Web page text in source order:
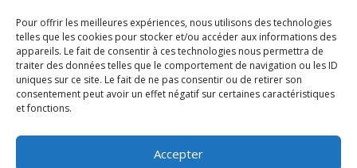
Pour offrir les meilleures expériences, nous utilisons des technologies
telles que les cookies pour stocker et/ou accéder aux informations des
appareils. Le fait de consentir à ces technologies nous permettra de
traiter des données telles que le comportement de navigation ou les ID
uniques sur ce site. Le fait de ne pas consentir ou de retirer son
consentement peut avoir un effet négatif sur certaines caractéristiques
et fonctions.
Accepter